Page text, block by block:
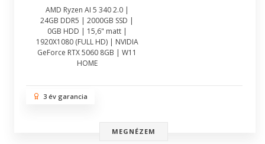
AMD Ryzen AI 5 340 2.0 |
24GB DDR5 | 2000GB SSD |
0GB HDD | 15,6" matt |
1920X1080 (FULL HD) | NVIDIA
GeForce RTX 5060 8GB | W11
HOME
3 év garancia
MEGNÉZEM